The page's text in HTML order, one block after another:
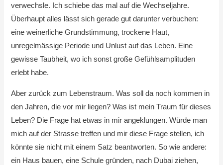
verwechsle. Ich schiebe das mal auf die Wechseljahre.
Überhaupt alles lässt sich gerade gut darunter verbuchen:
eine weinerliche Grundstimmung, trockene Haut,
unregelmässige Periode und Unlust auf das Leben. Eine
gewisse Taubheit, wo ich sonst große Gefühlsamplituden
erlebt habe.
Aber zurück zum Lebenstraum. Was soll da noch kommen in
den Jahren, die vor mir liegen? Was ist mein Traum für dieses
Leben? Die Frage hat etwas in mir angeklungen. Würde man
mich auf der Strasse treffen und mir diese Frage stellen, ich
könnte sie nicht mit einem Satz beantworten. So wie andere:
ein Haus bauen, eine Schule gründen, nach Dubai ziehen,